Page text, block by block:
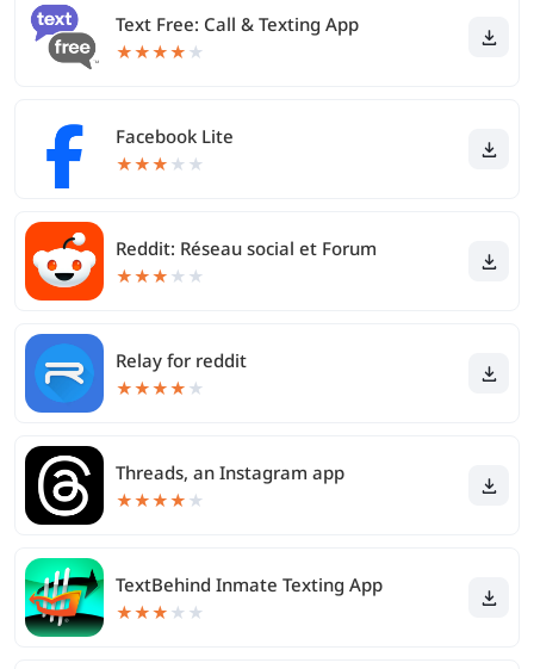
Text Free: Call & Texting App
★★★★ ★
Facebook Lite
★★★ ★ ★
Reddit: Réseau social et Forum
★★★ ★ ★
Relay for reddit
★★★★ ★
Threads, an Instagram app
★★★★ ★
TextBehind Inmate Texting App
★★★ ★ ★